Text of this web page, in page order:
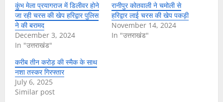
कुंभ मेला प्रयागराज में डिलीवर होने
जा रही चरस की खेप हरिद्वार पुलिस
ने की बरामद
December 3, 2024
In "उत्तराखंड"
रानीपुर कोतवाली ने चमोली से
हरिद्वार लाई चरस की खेप पकड़ी
November 14, 2024
In "उत्तराखंड"
करीब तीन करोड़ की स्मैक के साथ
नशा तस्कर गिरफ्तार
July 6, 2025
Similar post